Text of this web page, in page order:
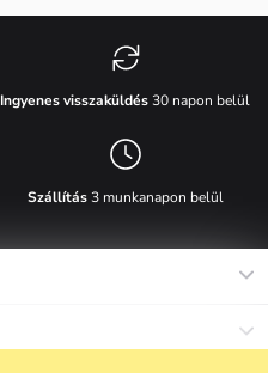
Ingyenes visszaküldés30 napon belül
Szállítás3 munkanapon belül